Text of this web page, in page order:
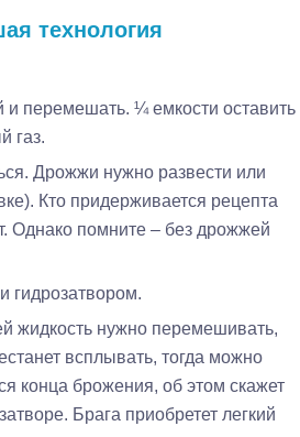
технология
перемешать. ¼ емкости оставить
газ.
Дрожжи нужно развести или
Кто придерживается рецепта
Однако помните – без дрожжей
гидрозатвором.
жидкость нужно перемешивать,
всплывать, тогда можно
конца брожения, об этом скажет
Брага приобретет легкий